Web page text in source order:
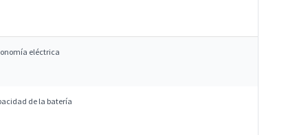
eléctrica
de la batería